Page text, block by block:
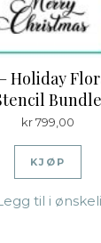
Holiday
Bundle
kr799,00
KJØP
til i